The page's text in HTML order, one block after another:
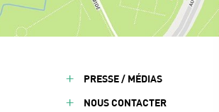
PRESSE / MÉDIAS
NOUS CONTACTER